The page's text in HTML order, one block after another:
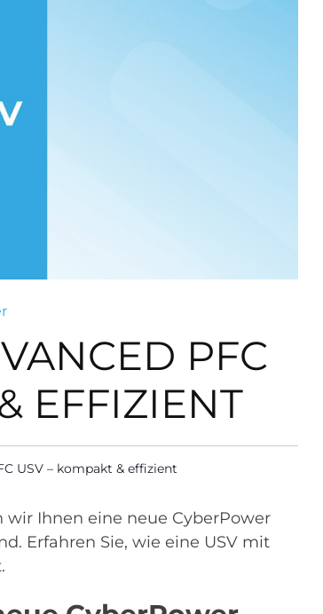
PFC
EFFIZIENT
USV – kompakt & effizient
wir Ihnen eine neue CyberPower
Erfahren Sie, wie eine USV mit